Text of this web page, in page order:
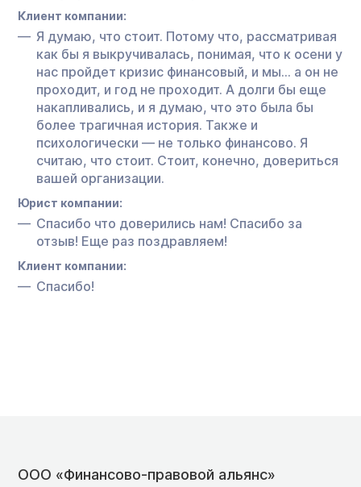
Клиент компании:
Я думаю, что стоит. Потому что, рассматривая
как бы я выкручивалась, понимая, что к осени у
нас пройдет кризис финансовый, и мы… а он не
проходит, и год не проходит. А долги бы еще
накапливались, и я думаю, что это была бы
более трагичная история. Также и
психологически — не только финансово. Я
считаю, что стоит. Стоит, конечно, довериться
вашей организации.
Юрист компании:
Спасибо что доверились нам! Спасибо за
отзыв! Еще раз поздравляем!
Клиент компании:
Спасибо!
ООО «Финансово-правовой альянс»